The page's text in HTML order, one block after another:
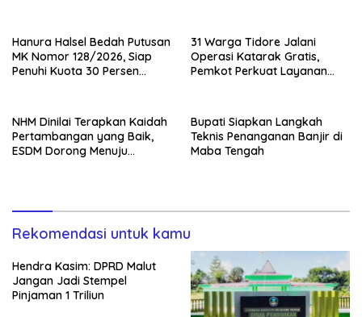
Hanura Halsel Bedah Putusan
MK Nomor 128/2026, Siap
Penuhi Kuota 30 Persen
31 Warga Tidore Jalani
Operasi Katarak Gratis,
Pemkot Perkuat Layanan
NHM Dinilai Terapkan Kaidah
Pertambangan yang Baik,
ESDM Dorong Menuju
Bupati Siapkan Langkah
Teknis Penanganan Banjir di
Maba Tengah
Rekomendasi untuk kamu
Hendra Kasim: DPRD Malut
Jangan Jadi Stempel
Pinjaman 1 Triliun